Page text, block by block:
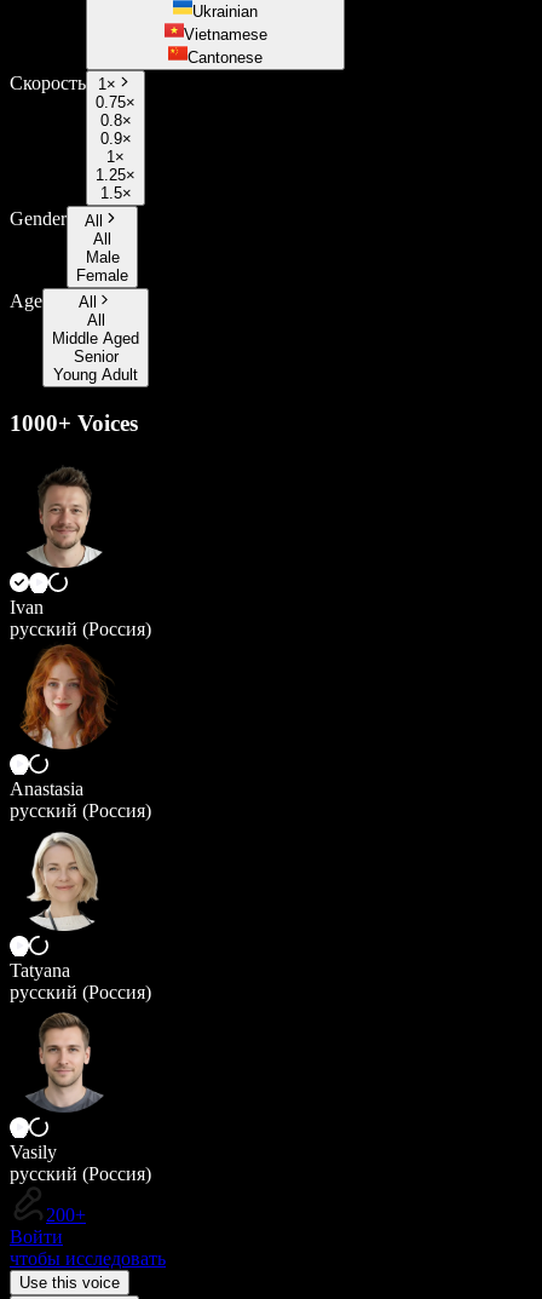
Ukrainian
Vietnamese
Cantonese
Скорость 1×
0.75×
0.8×
0.9×
1×
1.25×
1.5×
Gender
All
All
Male
Female
Age
All
All
Middle Aged
Senior
Young Adult
1000+ Voices
Ivan
русский (Россия)
Anastasia
русский (Россия)
Tatyana
русский (Россия)
Vasily
русский (Россия)
200+
Войти
чтобы исследовать
Use this voice